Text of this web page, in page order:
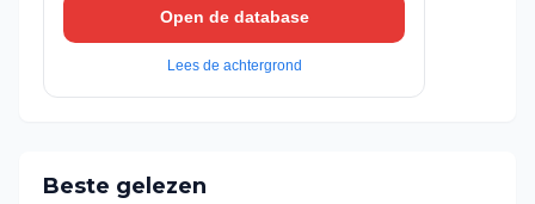
Open de database
Lees de achtergrond
Beste gelezen